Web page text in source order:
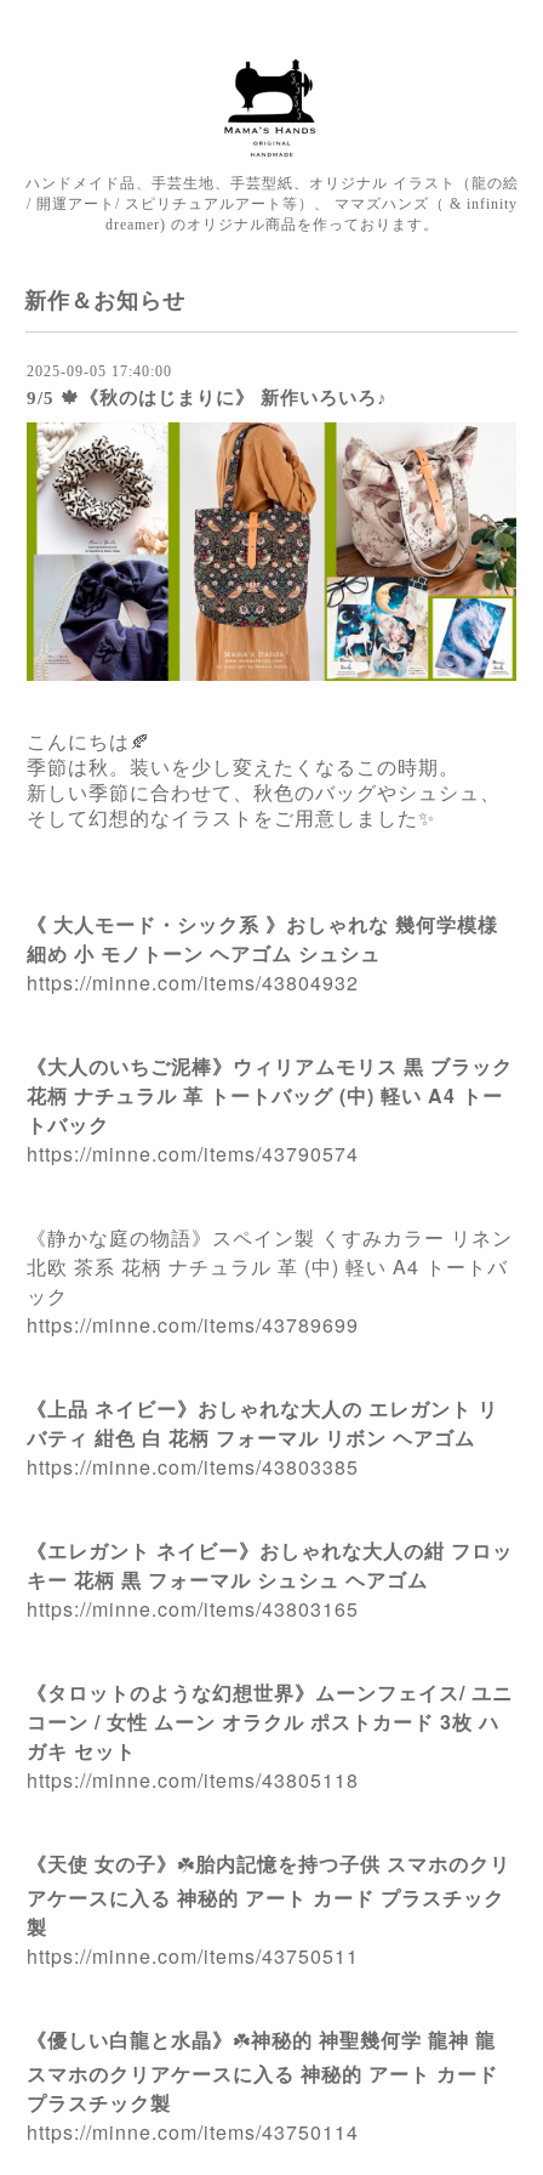
ハンドメイド品、手芸生地、手芸型紙、オリジナル イラスト（龍の絵
/ 開運アート/ スピリチュアルアート等）、 ママズハンズ（ & infinity
dreamer) のオリジナル商品を作っております。
新作＆お知らせ
2025-09-05 17:40:00
9/5 🍁《秋のはじまりに》 新作いろいろ♪
こんにちは🍂
季節は秋。装いを少し変えたくなるこの時期。
新しい季節に合わせて、秋色のバッグやシュシュ、
そして幻想的なイラストをご用意しました✨
《 大人モード・シック系 》おしゃれな 幾何学模様
細め 小 モノトーン ヘアゴム シュシュ
https://minne.com/items/43804932
《大人のいちご泥棒》ウィリアムモリス 黒 ブラック
花柄 ナチュラル 革 トートバッグ (中) 軽い A4 トー
トバック
https://minne.com/items/43790574
《静かな庭の物語》スペイン製 くすみカラー リネン
北欧 茶系 花柄 ナチュラル 革 (中) 軽い A4 トートバ
ック
https://minne.com/items/43789699
《上品 ネイビー》おしゃれな大人の エレガント リ
バティ 紺色 白 花柄 フォーマル リボン ヘアゴム
https://minne.com/items/43803385
《エレガント ネイビー》おしゃれな大人の紺 フロッ
キー 花柄 黒 フォーマル シュシュ ヘアゴム
https://minne.com/items/43803165
《タロットのような幻想世界》ムーンフェイス/ ユニ
コーン / 女性 ムーン オラクル ポストカード 3枚 ハ
ガキ セット
https://minne.com/items/43805118
《天使 女の子》 ☘️胎内記憶を持つ子供 スマホのクリ
アケースに入る 神秘的 アート カード プラスチック
製
https://minne.com/items/43750511
《優しい白龍と水晶》 ☘️神秘的 神聖幾何学 龍神 龍
スマホのクリアケースに入る 神秘的 アート カード
プラスチック製
https://minne.com/items/43750114